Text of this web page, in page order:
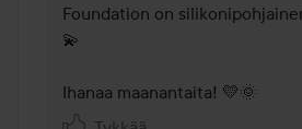
Foundation on
💫